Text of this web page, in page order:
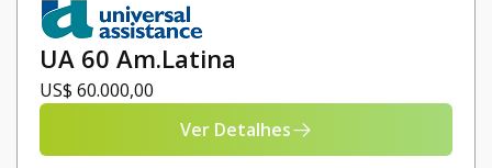
UA 60 Am.Latina
US$ 60.000,00
Ver Detalhes